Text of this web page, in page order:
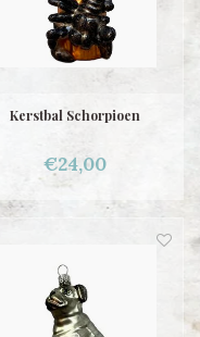
Kerstbal Schorpioen
€24,00